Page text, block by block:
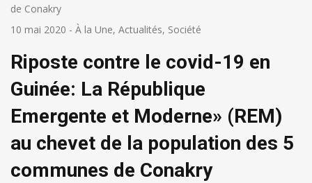
de Conakry
10 mai 2020 - À la Une, Actualités, Société
Riposte contre le covid-19 en
Guinée: La République
Emergente et Moderne» (REM)
au chevet de la population des 5
communes de Conakry